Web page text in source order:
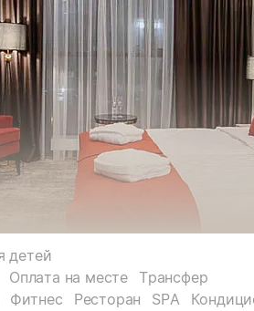
детей
Оплата на месте
Трансфер
Фитнес Ресторан SPA